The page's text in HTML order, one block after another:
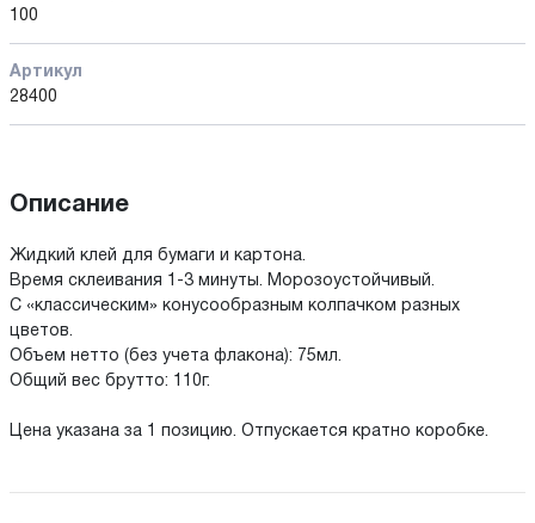
100
Артикул
28400
Описание
Жидкий клей для бумаги и картона.
Время склеивания 1-3 минуты. Морозоустойчивый.
С «классическим» конусообразным колпачком разных
цветов.
Объем нетто (без учета флакона): 75мл.
Общий вес брутто: 110г.
Цена указана за 1 позицию. Отпускается кратно коробке.